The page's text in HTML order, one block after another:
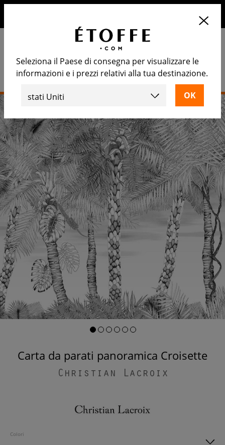
Carta da parati panoramica Croisette
Christian Lacroix
Colori
Seleziona il Paese di consegna per visualizzare le
informazioni e i prezzi relativi alla tua destinazione.